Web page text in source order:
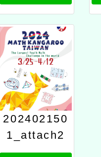
202402150
1_attach2